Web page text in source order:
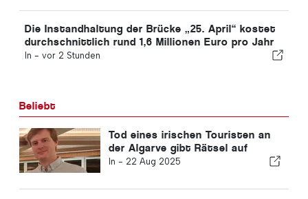
Die Instandhaltung der Brücke „25. April“ kostet
durchschnittlich rund 1,6 Millionen Euro pro Jahr
In - vor 2 Stunden
Beliebt
Tod eines irischen Touristen an
der Algarve gibt Rätsel auf
In - 22 Aug 2025